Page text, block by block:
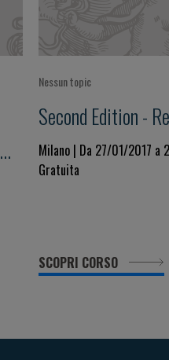
Nessun topic
Second Edition -
Milano | Da 27/01/2017 a
Gratuita
SCOPRI CORSO